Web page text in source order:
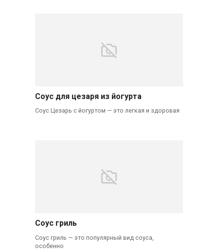
Соус для цезаря из йогурта
Соус Цезарь с йогуртом — это легкая и здоровая
Соус гриль
Соус гриль — это популярный вид соуса,
особенно